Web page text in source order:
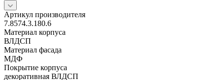
Артикул производителя
7.8574.3.180.6
Материал корпуса
ВЛДСП
Материал фасада
МДФ
Покрытие корпуса
декоративная ВЛДСП